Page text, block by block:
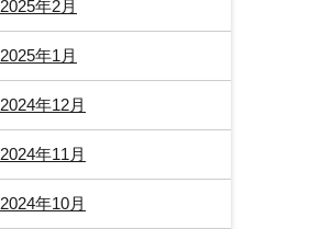
2025年2月
2025年1月
2024年12月
2024年11月
2024年10月